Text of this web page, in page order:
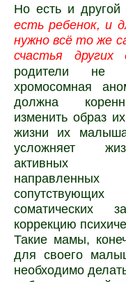
Но есть и другой
есть ребенок, и
нужно всё то же
счастья других
родители не
хромосомная
должна
изменить образ
жизни их
усложняет
активных
соматических
коррекцию
Такие мамы,
для своего
необходимо